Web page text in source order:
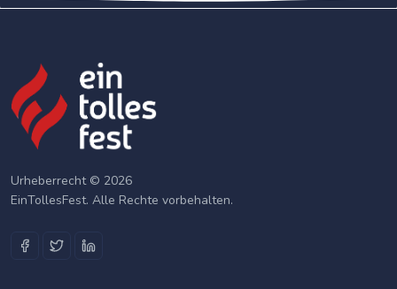
Urheberrecht © 2026
EinTollesFest. Alle Rechte vorbehalten.